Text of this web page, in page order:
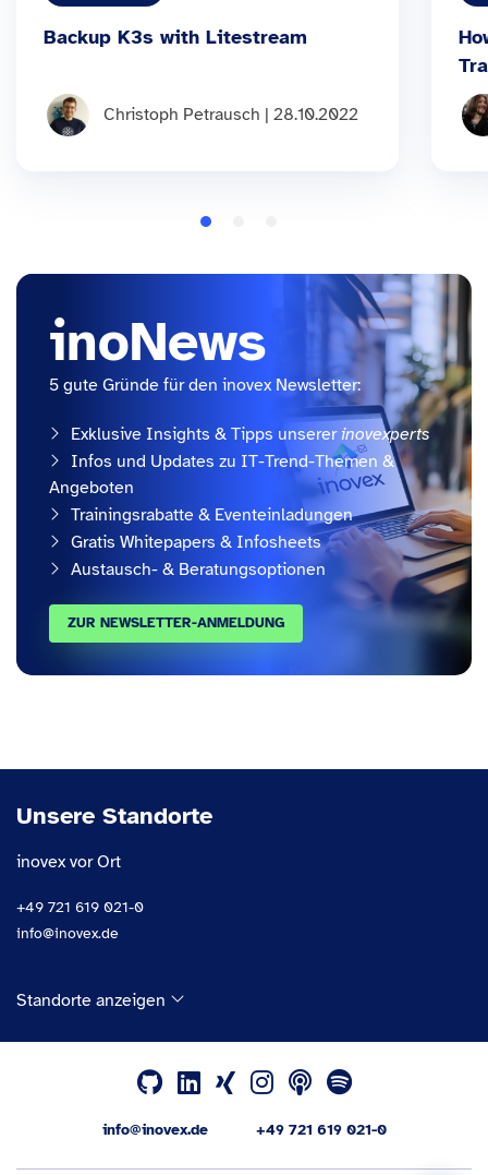
Backup K3s with Litestream
Christoph Petrausch | 28.10.2022
inoNews
5 gute Gründe für den inovex Newsletter:
Exklusive Insights & Tipps unsererinovexperts
Infos und Updates zu IT-Trend-Themen &
Angeboten
Trainingsrabatte & Eventeinladungen
Gratis Whitepapers & Infosheets
Austausch- & Beratungsoptionen
ZUR NEWSLETTER-ANMELDUNG
Unsere Standorte
inovex vor Ort
+49 721 619 021-0
info@inovex.de
Standorte anzeigen
info@inovex.de +49 721 619 021-0